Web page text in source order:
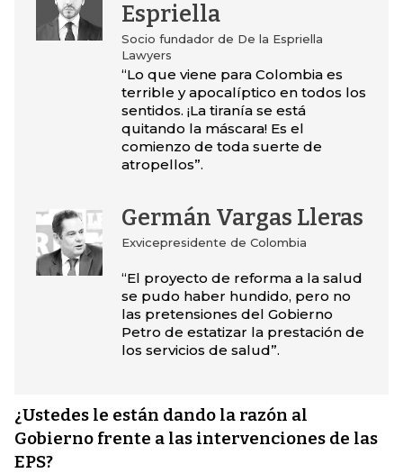
Espriella
Socio fundador de De la Espriella
Lawyers
“Lo que viene para Colombia es
terrible y apocalíptico en todos los
sentidos. ¡La tiranía se está
quitando la máscara! Es el
comienzo de toda suerte de
atropellos”.
Germán Vargas Lleras
Exvicepresidente de Colombia
“El proyecto de reforma a la salud
se pudo haber hundido, pero no
las pretensiones del Gobierno
Petro de estatizar la prestación de
los servicios de salud”.
¿Ustedes le están dando la razón al
Gobierno frente a las intervenciones de las
EPS?